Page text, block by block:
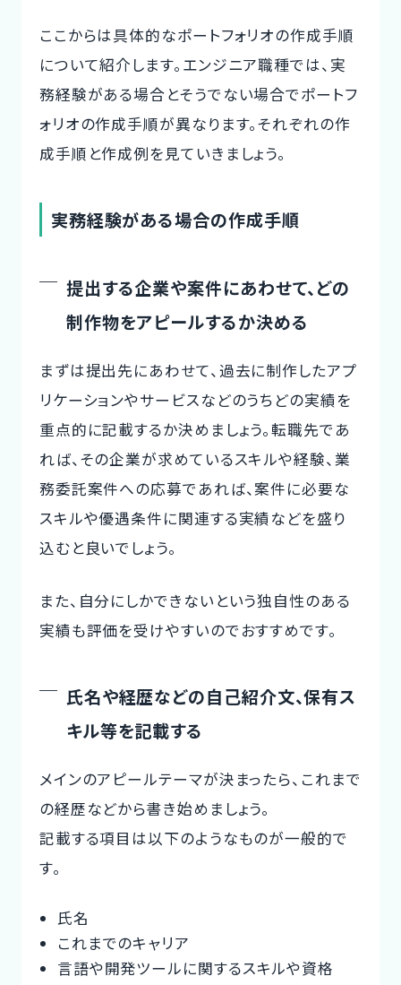
ここからは具体的なポートフォリオの作成手順
について紹介します。エンジニア職種では、実
務経験がある場合とそうでない場合でポートフ
ォリオの作成手順が異なります。それぞれの作
成手順と作成例を見ていきましょう。
実務経験がある場合の作成手順
提出する企業や案件にあわせて、どの
制作物をアピールするか決める
まずは提出先にあわせて、過去に制作したアプ
リケーションやサービスなどのうちどの実績を
重点的に記載するか決めましょう。転職先であ
れば、その企業が求めているスキルや経験、業
務委託案件への応募であれば、案件に必要な
スキルや優遇条件に関連する実績などを盛り
込むと良いでしょう。
また、自分にしかできないという独自性のある
実績も評価を受けやすいのでおすすめです。
氏名や経歴などの自己紹介文、保有ス
キル等を記載する
メインのアピールテーマが決まったら、これまで
の経歴などから書き始めましょう。
記載する項目は以下のようなものが一般的で
す。
氏名
これまでのキャリア
言語や開発ツールに関するスキルや資格